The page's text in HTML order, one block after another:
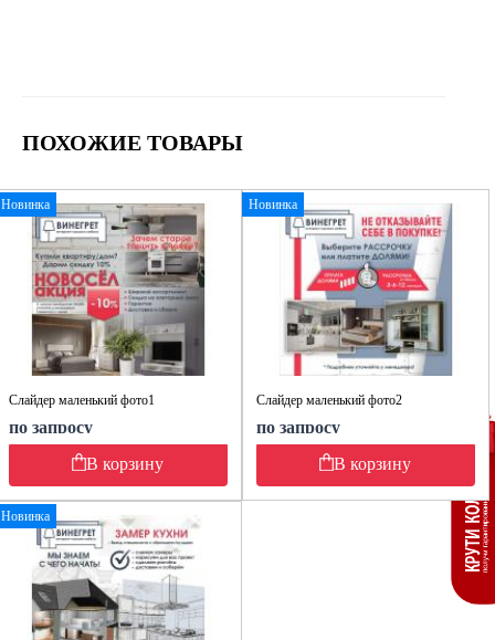
ПОХОЖИЕ ТОВАРЫ
Новинка
Слайдер маленький фото1
по запросу
В корзину
Новинка
Слайдер маленький фото2
по запросу
В корзину
Новинка